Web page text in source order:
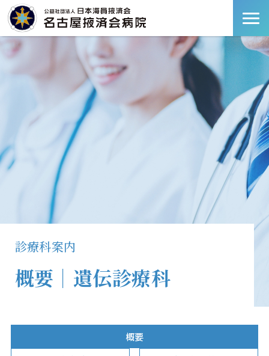
診療科案内
概要｜遺伝診療科
概要